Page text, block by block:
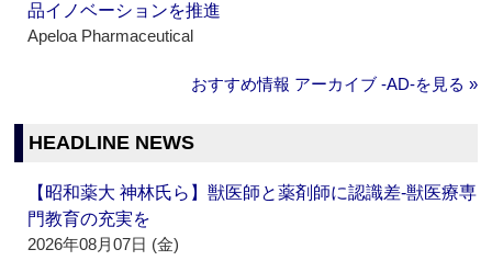
品イノベーションを推進
Apeloa Pharmaceutical
おすすめ情報 アーカイブ ‐AD‐を見る »
HEADLINE NEWS
【昭和薬大 神林氏ら】獣医師と薬剤師に認識差‐獣医療専
門教育の充実を
2026年08月07日 (金)